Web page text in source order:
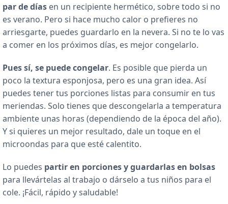
par de días en un recipiente hermético, sobre todo si no
es verano. Pero si hace mucho calor o prefieres no
arriesgarte, puedes guardarlo en la nevera. Si no te lo vas
a comer en los próximos días, es mejor congelarlo.
Pues sí, se puede congelar. Es posible que pierda un
poco la textura esponjosa, pero es una gran idea. Así
puedes tener tus porciones listas para consumir en tus
meriendas. Solo tienes que descongelarla a temperatura
ambiente unas horas (dependiendo de la época del año).
Y si quieres un mejor resultado, dale un toque en el
microondas para que esté calentito.
Lo puedes partir en porciones y guardarlas en bolsas
para llevártelas al trabajo o dárselo a tus niños para el
cole. ¡Fácil, rápido y saludable!